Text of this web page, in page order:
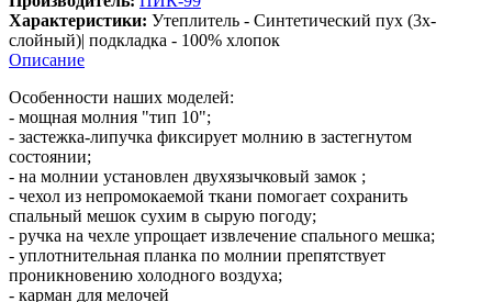
Характеристики: Утеплитель - Синтетический пух (3х-
слойный)| подкладка - 100% хлопок
Описание
Особенности наших моделей:
- мощная молния "тип 10";
- застежка-липучка фиксирует молнию в застегнутом
состоянии;
- на молнии установлен двухязычковый замок ;
- чехол из непромокаемой ткани помогает сохранить
спальный мешок сухим в сырую погоду;
- ручка на чехле упрощает извлечение спального мешка;
- уплотнительная планка по молнии препятствует
проникновению холодного воздуха;
- карман для мелочей